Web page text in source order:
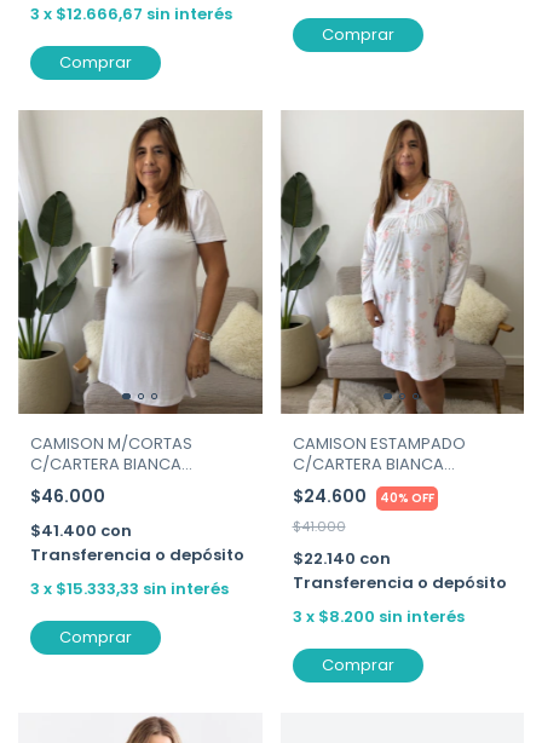
3 x $12.666,67 sin interés
Comprar
Comprar
CAMISON M/CORTAS
C/CARTERA BIANCA
SECRETA ART.26535
$46.000
$41.400 con
Transferencia o depósito
3 x $15.333,33 sin interés
Comprar
CAMISON ESTAMPADO
C/CARTERA BIANCA
SECRETA ART. 26539
$24.600 40% OFF
$41.000
$22.140 con
Transferencia o depósito
3 x $8.200 sin interés
Comprar